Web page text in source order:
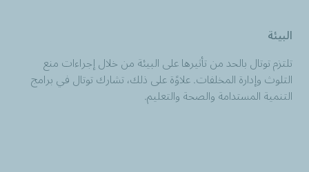
البيئة
تلتزم توتال بالحد من تأثيرها على البيئة من خلال إجراءات منع
التلوث وإدارة المخلفات. علاوًة على ذلك، تشارك توتال في برامج
التنمية المستدامة والصحة والتعليم.